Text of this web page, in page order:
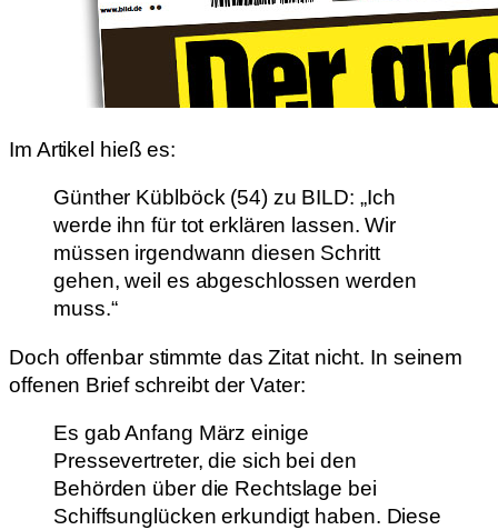
Im Artikel hieß es:
Günther Küblböck (54) zu BILD: „Ich
werde ihn für tot erklären lassen. Wir
müssen irgendwann diesen Schritt
gehen, weil es abgeschlossen werden
muss.“
Doch offenbar stimmte das Zitat nicht. In seinem
offenen Brief schreibt der Vater:
Es gab Anfang März einige
Pressevertreter, die sich bei den
Behörden über die Rechtslage bei
Schiffsunglücken erkundigt haben. Diese